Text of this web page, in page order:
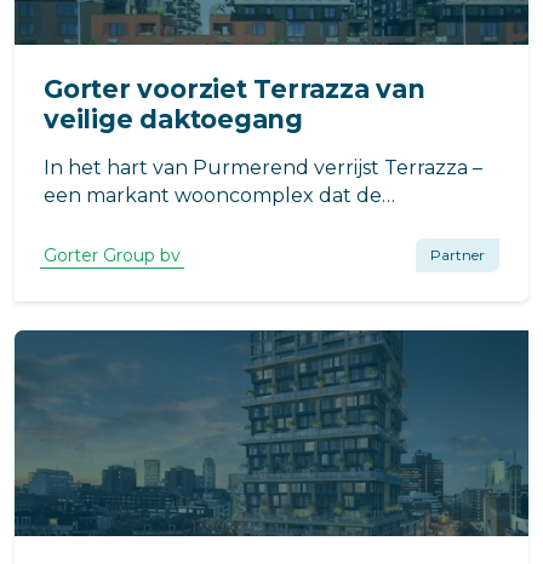
Gorter voorziet Terrazza van
veilige daktoegang
In het hart van Purmerend verrijst Terrazza –
een markant wooncomplex dat de
Gorter Group bv Partner